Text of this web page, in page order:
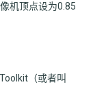
机顶点设为0.85
（或者叫